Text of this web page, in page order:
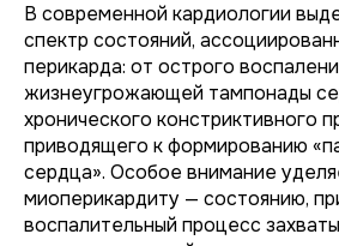
В современной кардиологии
спектр состояний,
перикарда: от острого
жизнеугрожающей тампонады
хронического констриктивного
приводящего к формированию
сердца». Особое внимание
миоперикардиту — состоянию,
воспалительный процесс